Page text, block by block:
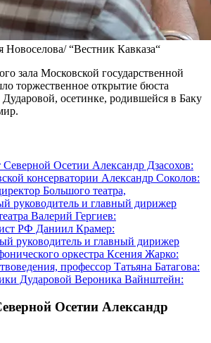
“Вестник Кавказа“
зала Московской государственной
торжественное открытие бюста
осетинке, родившейся в Баку
Северной Осетии Александр Дзасохов:
консерватории Александр Соколов:
Большого театра,
руководитель и главный дирижер
Валерий Гергиев:
РФ Даниил Крамер:
руководитель и главный дирижер
оркестра Ксения Жарко:
профессор Татьяна Батагова:
Дударовой Вероника Вайнштейн:
Осетии Александр